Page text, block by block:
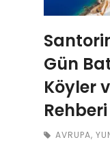
Gün
Köyler
Rehberi
AVRUPA,